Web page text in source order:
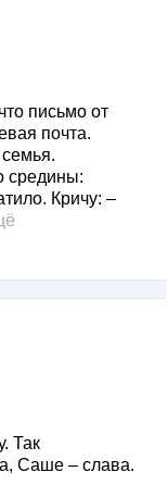
письмо от
почта.
средины:
Кричу: –
Так
Саше – слава.